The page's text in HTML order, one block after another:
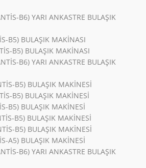
B6) YARI ANKASTRE BULAŞIK
B5) BULAŞIK MAKİNASI
B5) BULAŞIK MAKİNASI
B6) YARI ANKASTRE BULAŞIK
B5) BULAŞIK MAKİNESİ
B5) BULAŞIK MAKİNESİ
B5) BULAŞIK MAKİNESİ
B5) BULAŞIK MAKİNESİ
B5) BULAŞIK MAKİNESİ
A5) BULAŞIK MAKİNESİ
B6) YARI ANKASTRE BULAŞIK